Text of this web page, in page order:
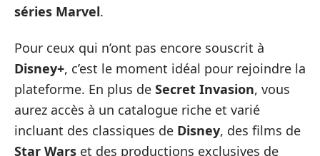
séries Marvel.
Pour ceux qui n’ont pas encore souscrit à
Disney+, c’est le moment idéal pour rejoindre la
plateforme. En plus de Secret Invasion, vous
aurez accès à un catalogue riche et varié
incluant des classiques de Disney, des films de
Star Wars et des productions exclusives de